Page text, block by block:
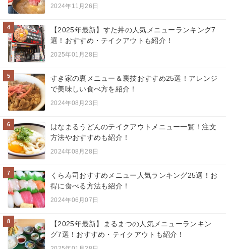
2024年11月26日
4
【2025年最新】すた丼の人気メニューランキング7
選！おすすめ・テイクアウトも紹介！
2025年01月28日
5
すき家の裏メニュー＆裏技おすすめ25選！アレンジ
で美味しい食べ方を紹介！
2024年08月23日
6
はなまるうどんのテイクアウトメニュー一覧！注文
方法やおすすめも紹介！
2024年08月28日
7
くら寿司おすすめメニュー人気ランキング25選！お
得に食べる方法も紹介！
2024年06月07日
8
【2025年最新】まるまつの人気メニューランキン
グ7選！おすすめ・テイクアウトも紹介！